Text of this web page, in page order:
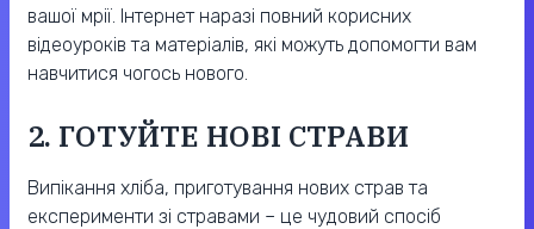
вашої мрії. Інтернет наразі повний корисних
відеоуроків та матеріалів, які можуть допомогти вам
навчитися чогось нового.
2. ГОТУЙТЕ НОВІ СТРАВИ
Випікання хліба, приготування нових страв та
експерименти зі стравами – це чудовий спосіб